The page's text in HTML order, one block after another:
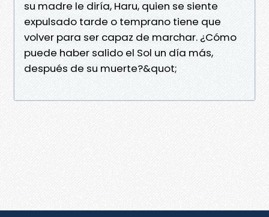
su madre le diría, Haru, quien se siente
expulsado tarde o temprano tiene que
volver para ser capaz de marchar. ¿Cómo
puede haber salido el Sol un día más,
después de su muerte?&quot;